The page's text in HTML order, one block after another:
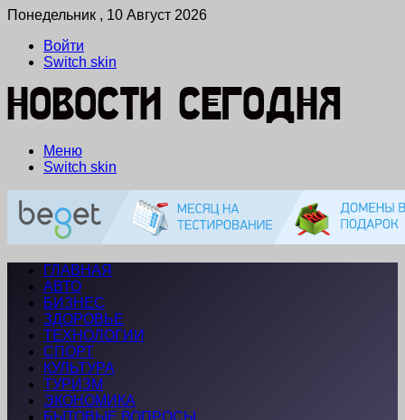
Понедельник , 10 Август 2026
Войти
Switch skin
Меню
Switch skin
ГЛАВНАЯ
АВТО
БИЗНЕС
ЗДОРОВЬЕ
ТЕХНОЛОГИИ
СПОРТ
КУЛЬТУРА
ТУРИЗМ
ЭКОНОМИКА
БЫТОВЫЕ ВОПРОСЫ